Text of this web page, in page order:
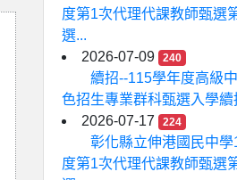
度第1次代理代課教師甄選
選...
2026-07-09
240
續招--115學年度高級
色招生專業群科甄選入學續
2026-07-17
224
彰化縣立伸港國民中
度第1次代理代課教師甄選